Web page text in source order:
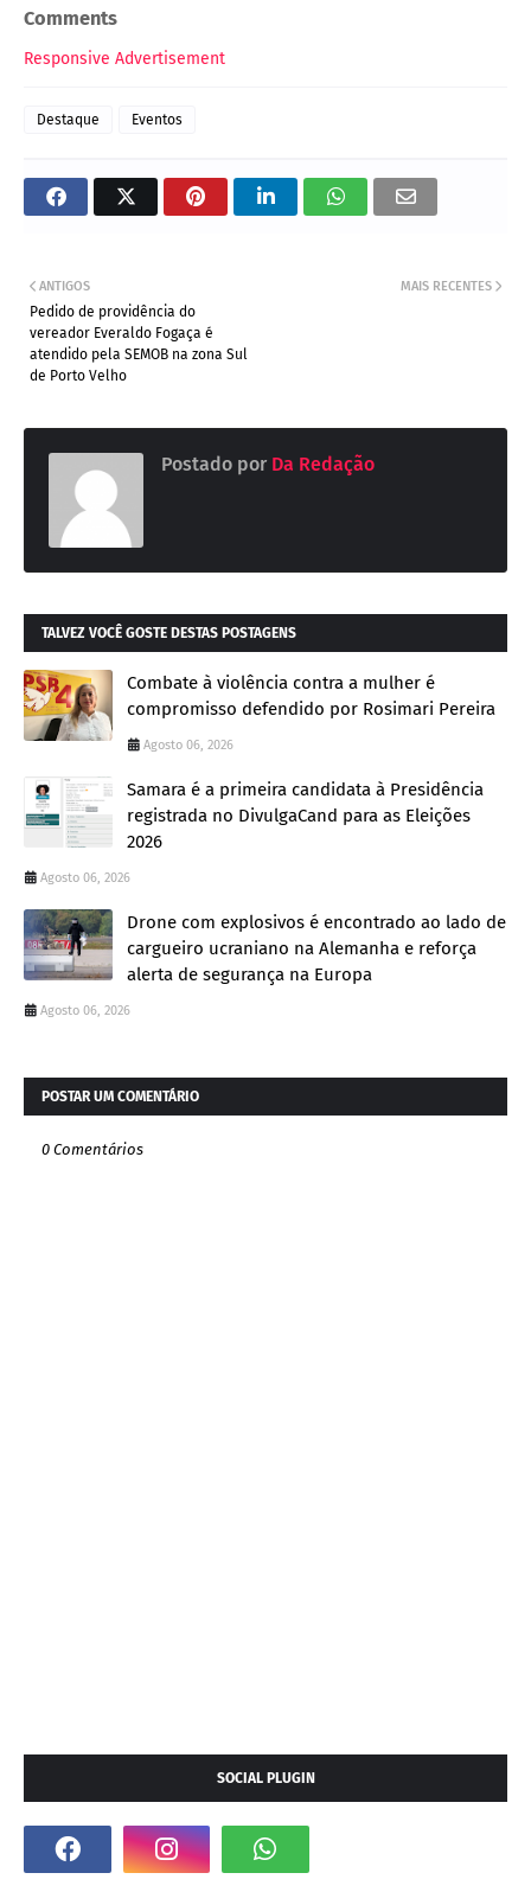
Comments
Responsive Advertisement
Destaque Eventos
MAIS RECENTES
ANTIGOS
Pedido de providência do
vereador Everaldo Fogaça é
atendido pela SEMOB na zona Sul
de Porto Velho
Postado por Da Redação
TALVEZ VOCÊ GOSTE DESTAS POSTAGENS
Combate à violência contra a mulher é
compromisso defendido por Rosimari Pereira
Agosto 06, 2026
Samara é a primeira candidata à Presidência
registrada no DivulgaCand para as Eleições
2026
Agosto 06, 2026
Drone com explosivos é encontrado ao lado de
cargueiro ucraniano na Alemanha e reforça
alerta de segurança na Europa
Agosto 06, 2026
POSTAR UM COMENTÁRIO
0 Comentários
SOCIAL PLUGIN